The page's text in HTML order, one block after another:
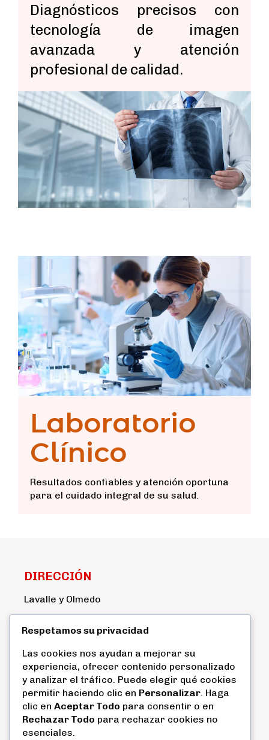
Diagnósticos precisos con
tecnología de imagen
avanzada y atención
profesional de calidad.
Laboratorio
Clínico
Resultados confiables y atención oportuna
para el cuidado integral de su salud.
DIRECCIÓN
Lavalle y Olmedo
CONTACTO
2940-279
0987479097
EMERGECIAS 24 HORAS
(03)2940-279
Respetamos su privacidad
Las cookies nos ayudan a mejorar su
experiencia, ofrecer contenido personalizado
y analizar el tráfico. Puede elegir qué cookies
permitir haciendo clic en Personalizar. Haga
clic en Aceptar Todo para consentir o en
Rechazar Todo para rechazar cookies no
esenciales.